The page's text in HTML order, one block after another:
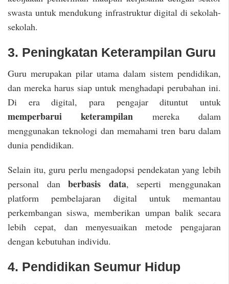
swasta untuk mendukung infrastruktur digital di sekolah-
sekolah.
3. Peningkatan Keterampilan Guru
Guru merupakan pilar utama dalam sistem pendidikan,
dan mereka harus siap untuk menghadapi perubahan ini.
Di era digital, para pengajar dituntut untuk
memperbarui keterampilan mereka dalam
menggunakan teknologi dan memahami tren baru dalam
dunia pendidikan.
Selain itu, guru perlu mengadopsi pendekatan yang lebih
personal danberbasis data, seperti menggunakan
platform pembelajaran digital untuk memantau
perkembangan siswa, memberikan umpan balik secara
lebih cepat, dan menyesuaikan metode pengajaran
dengan kebutuhan individu.
4. Pendidikan Seumur Hidup